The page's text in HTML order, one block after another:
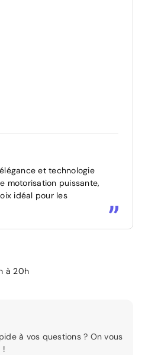
et technologie
motorisation puissante,
idéal pour les
à 20h
à vos questions ? On vous
!